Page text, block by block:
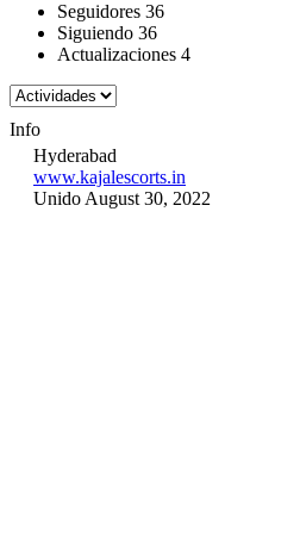
Seguidores 36
Siguiendo 36
Actualizaciones 4
Info
Hyderabad
www.kajalescorts.in
Unido August 30, 2022